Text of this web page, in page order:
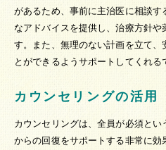
があるため、事前に主治医に相談
なアドバイスを提供し、治療方針や
す。また、無理のない計画を立て、
とができるようサポートしてくれる
カウンセリングの活用
カウンセリングは、全員が必須と
からの回復をサポートする非常に効